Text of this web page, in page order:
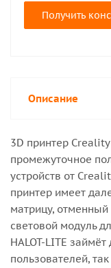
Получить
Описание
3D принтер
промежуточное
устройств от
принтер имеет
матрицу,
световой модуль
HALOT-LITE
пользователей,